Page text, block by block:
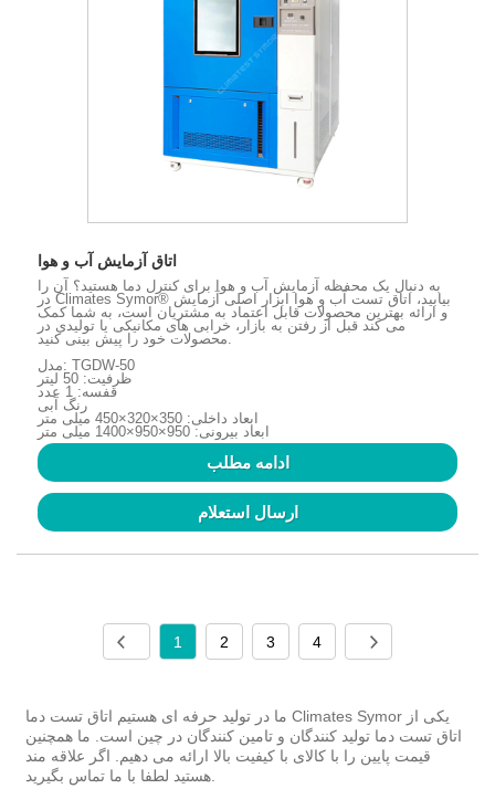
اتاق آزمایش آب و هوا
به دنبال یک محفظه آزمایش آب و هوا برای کنترل دما هستید؟ آن را
در Climates Symor® بیابید، اتاق تست آب و هوا ابزار اصلی آزمایش
و ارائه بهترین محصولات قابل اعتماد به مشتریان است، به شما کمک
می کند قبل از رفتن به بازار، خرابی های مکانیکی یا تولیدی در
محصولات خود را پیش بینی کنید.
مدل: TGDW-50
ظرفیت: 50 لیتر
قفسه: 1 عدد
رنگ آبی
ابعاد داخلی: 350×320×450 میلی متر
ابعاد بیرونی: 950×950×1400 میلی متر
ادامه مطلب
ارسال استعلام
1 2 3 4
ما در تولید حرفه ای هستیم اتاق تست دما Climates Symor یکی از
اتاق تست دما تولید کنندگان و تامین کنندگان در چین است. ما همچنین
قیمت پایین را با کالای با کیفیت بالا ارائه می دهیم. اگر علاقه مند